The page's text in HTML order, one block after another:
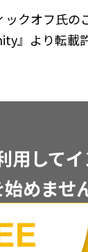
ックオフ氏の
』より転載
してイ
始めませ